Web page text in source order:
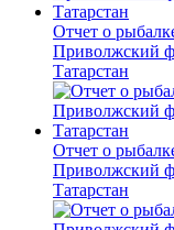
Отчет о
Приволжский
Татарстан
Отчет о
Приволжский
Татарстан